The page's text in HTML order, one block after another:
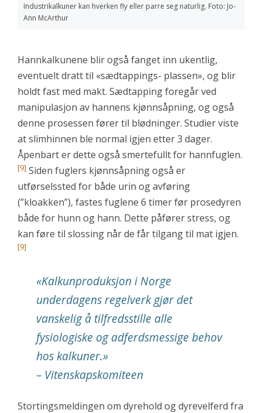
Industrikalkuner kan hverken fly eller parre seg naturlig. Foto: Jo-
Ann McArthur
Hannkalkunene blir også fanget inn ukentlig,
eventuelt dratt til «sædtappings- plassen», og blir
holdt fast med makt. Sædtapping foregår ved
manipulasjon av hannens kjønnsåpning, og også
denne prosessen fører til blødninger. Studier viste
at slimhinnen ble normal igjen etter 3 dager.
Åpenbart er dette også smertefullt for hannfuglen.
[9] Siden fuglers kjønnsåpning også er
utførselssted for både urin og avføring
(”kloakken”), fastes fuglene 6 timer før prosedyren
både for hunn og hann. Dette påfører stress, og
kan føre til slossing når de får tilgang til mat igjen.
[9]
«Kalkunproduksjon i Norge
underdagens regelverk gjør det
vanskelig å tilfredsstille alle
fysiologiske og adferdsmessige behov
hos kalkuner.»
– Vitenskapskomiteen
Stortingsmeldingen om dyrehold og dyrevelferd fra